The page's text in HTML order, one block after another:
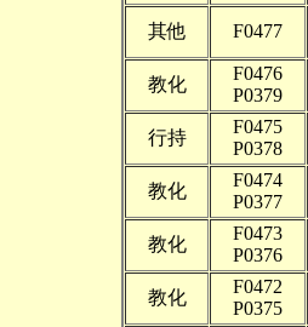
其他 F0477
教化
F0476
P0379
行持
F0475
P0378
教化
F0474
P0377
教化
F0473
P0376
教化
F0472
P0375